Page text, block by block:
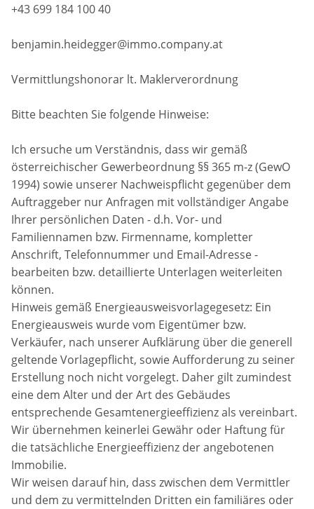
+43 699 184 100 40
benjamin.heidegger@immo.company.at
Vermittlungshonorar lt. Maklerverordnung
Bitte beachten Sie folgende Hinweise:
Ich ersuche um Verständnis, dass wir gemäß
österreichischer Gewerbeordnung §§ 365 m-z (GewO
1994) sowie unserer Nachweispflicht gegenüber dem
Auftraggeber nur Anfragen mit vollständiger Angabe
Ihrer persönlichen Daten - d.h. Vor- und
Familiennamen bzw. Firmenname, kompletter
Anschrift, Telefonnummer und Email-Adresse -
bearbeiten bzw. detaillierte Unterlagen weiterleiten
können.
Hinweis gemäß Energieausweisvorlagegesetz: Ein
Energieausweis wurde vom Eigentümer bzw.
Verkäufer, nach unserer Aufklärung über die generell
geltende Vorlagepflicht, sowie Aufforderung zu seiner
Erstellung noch nicht vorgelegt. Daher gilt zumindest
eine dem Alter und der Art des Gebäudes
entsprechende Gesamtenergieeffizienz als vereinbart.
Wir übernehmen keinerlei Gewähr oder Haftung für
die tatsächliche Energieeffizienz der angebotenen
Immobilie.
Wir weisen darauf hin, dass zwischen dem Vermittler
und dem zu vermittelnden Dritten ein familiäres oder